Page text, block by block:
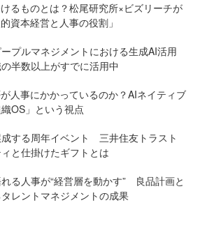
るものとは？松尾研究所×ビズリーチが
資本経営と人事の役割」
プルマネジメントにおける生成AI活用
半数以上がすでに活用中
人事にかかっているのか？AIネイティブ
OS」という視点
する周年イベント 三井住友トラスト
と仕掛けたギフトとは
る人事が“経営層を動かす” 良品計画と
レントマネジメントの成果